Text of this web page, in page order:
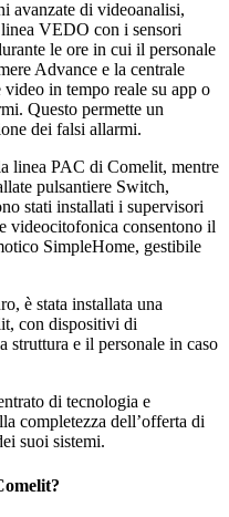
avanzate di videoanalisi,
VEDO con i sensori
le ore in cui il personale
Advance e la centrale
in tempo reale su app o
Questo permette un
dei falsi allarmi.
linea PAC di Comelit, mentre
pulsantiere Switch,
stati installati i supervisori
videocitofonica consentono il
SimpleHome, gestibile
è stata installata una
, con dispositivi di
struttura e il personale in caso
di tecnologia e
completezza dell’offerta di
suoi sistemi.